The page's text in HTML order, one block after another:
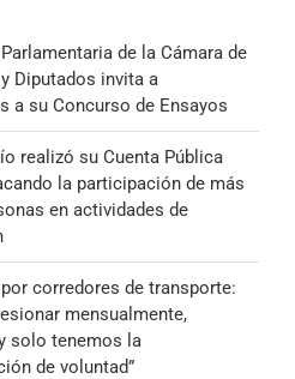
de la Cámara de
Diputados invita a
a su Concurso de Ensayos
realizó su Cuenta Pública
la participación de más
en actividades de
corredores de transporte:
mensualmente,
solo tenemos la
de voluntad”